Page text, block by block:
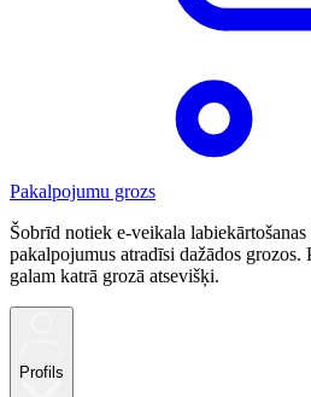
Pakalpojumu grozs
Šobrīd notiek e-veikala
pakalpojumus atradīsi dažādos
galam katrā grozā atsevišķi.
Profils